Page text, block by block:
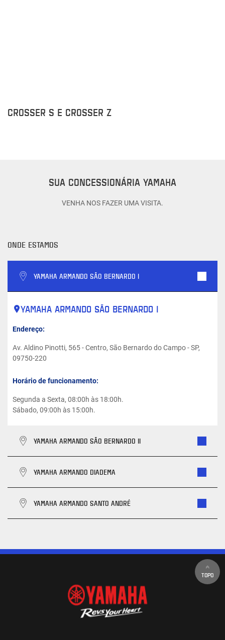
CROSSER S E CROSSER Z
SUA CONCESSIONÁRIA YAMAHA
VENHA NOS FAZER UMA VISITA.
ONDE ESTAMOS
YAMAHA ARMANDO SÃO BERNARDO I
YAMAHA ARMANDO SÃO BERNARDO I
Endereço:
Av. Aldino Pinotti, 565 - Centro, São Bernardo do Campo - SP,
09750-220
Horário de funcionamento:
Segunda a Sexta, 08:00h às 18:00h.
Sábado, 09:00h às 15:00h.
YAMAHA ARMANDO SÃO BERNARDO II
YAMAHA ARMANDO DIADEMA
YAMAHA ARMANDO SANTO ANDRÉ
TOPO